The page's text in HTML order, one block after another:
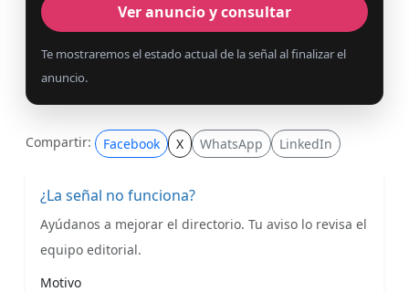
Ver anuncio y consultar
Te mostraremos el estado actual de la señal al finalizar el
anuncio.
Compartir: Facebook X WhatsApp LinkedIn
¿La señal no funciona?
Ayúdanos a mejorar el directorio. Tu aviso lo revisa el
equipo editorial.
Motivo